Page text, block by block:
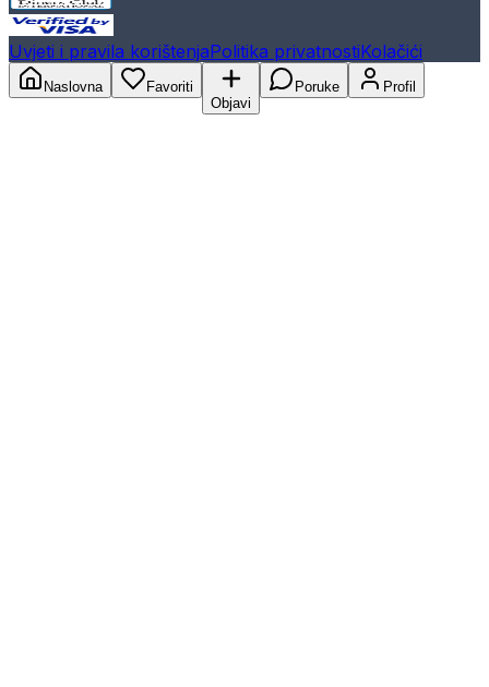
Uvjeti i pravila korištenjaPolitika privatnostiKolačići
Naslovna
Favoriti
Objavi
Poruke Profil